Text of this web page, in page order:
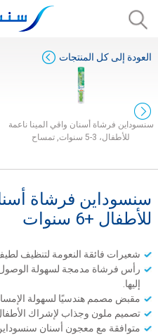
العودة إلى كل المنتجات
سنسوداين فرشاة أسنان واقي المينا ناعمة
للأطفال، 3-5 سنوات, تمساح
سنسوداين فرشاة
للأطفال +6 سنوات
شعيرات فائقة النعومة لتنظيف
رأس فرشاة مدمجة لسهولة
إليها.
مقبض مصمم هندسيًا لسهولة
تصميم ملون وجذاب لإشراك الأطفال
متوافقة مع معجون أسنان سنسوداين